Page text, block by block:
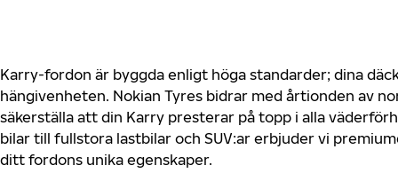
Karry-fordon är byggda enligt höga standarder; dina
hängivenheten. Nokian Tyres bidrar med årtionden av
säkerställa att din Karry presterar på topp i alla
bilar till fullstora lastbilar och SUV:ar erbjuder vi
ditt fordons unika egenskaper.